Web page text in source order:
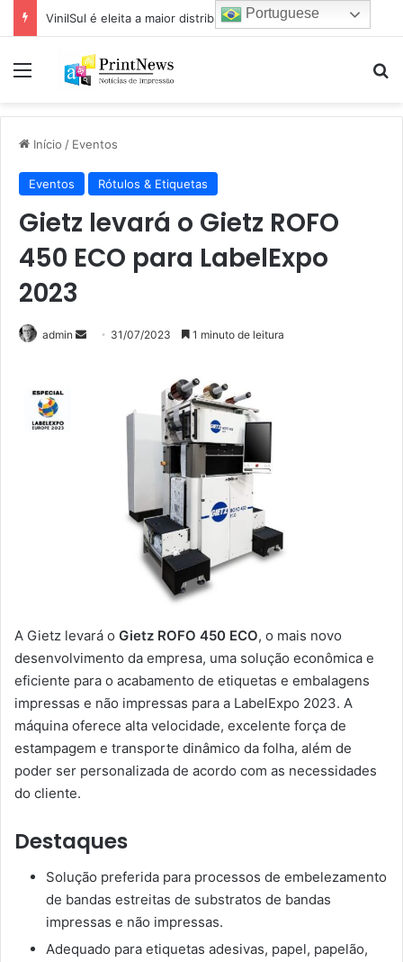
Menu
Início / Eventos
Eventos Rótulos & Etiquetas
Gietz levará o Gietz ROFO
450 ECO para LabelExpo
2023
admin
Mande31/07/2023 1 minuto de leitura
A Gietz levará o Gietz ROFO 450 ECO, o mais novo
desenvolvimento da empresa, uma solução econômica e
eficiente para o acabamento de etiquetas e embalagens
impressas e não impressas para a LabelExpo 2023. A
máquina oferece alta velocidade, excelente força de
estampagem e transporte dinâmico da folha, além de
poder ser personalizada de acordo com as necessidades
do cliente.
Destaques
Solução preferida para processos de embelezamento
de bandas estreitas de substratos de bandas
impressas e não impressas.
Adequado para etiquetas adesivas, papel, papelão,
Portuguese